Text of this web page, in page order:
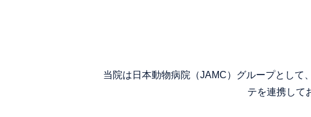
当院は日本動物病院（JAMC）グループとし
テを連携して